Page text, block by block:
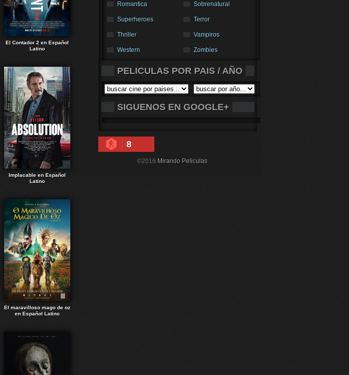
El Contador 2 en Español
Latino
Implacable en Español
Latino
El maravilloso mago de oz
en Español Latino
Romantica Sobrenatural
Superheroes Terror
Thriller Vampiros
Western Zombies
PELICULAS POR PAIS / AÑO
SIGUENOS EN GOOGLE+
8
©2016 Mirando Peliculas